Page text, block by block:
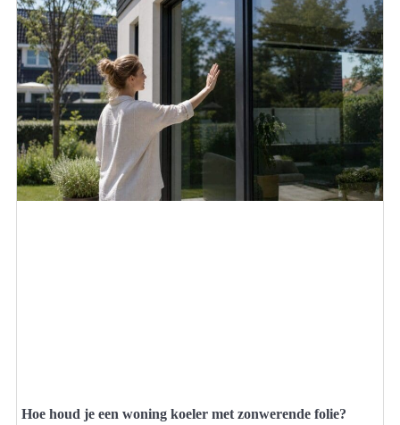
Hoe houd je een woning koeler met zonwerende folie?